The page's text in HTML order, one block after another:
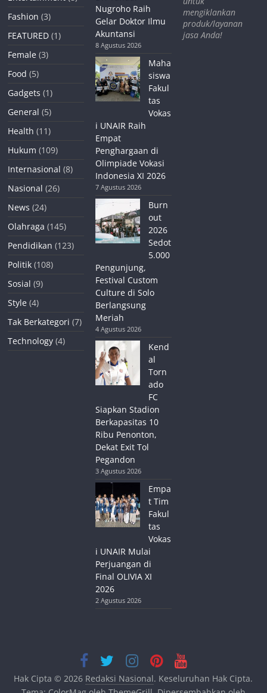
Fashion (3)
FEATURED (1)
Female (3)
Food (5)
Gadgets (1)
General (5)
Health (11)
Hukum (109)
Internasional (8)
Nasional (26)
News (24)
Olahraga (145)
Pendidikan (123)
Politik (108)
Sosial (9)
Style (4)
Tak Berkategori (7)
Technology (4)
Nugroho Raih
Gelar Doktor Ilmu
Akuntansi
8 Agustus 2026
Maha
siswa
Fakul
tas
Vokas
i UNAIR Raih
Empat
Penghargaan di
Olimpiade Vokasi
Indonesia XI 2026
7 Agustus 2026
Burn
out
2026
Sedot
5.000
Pengunjung,
Festival Custom
Culture di Solo
Berlangsung
Meriah
4 Agustus 2026
Kend
al
Torn
ado
FC
Siapkan Stadion
Berkapasitas 10
Ribu Penonton,
Dekat Exit Tol
Pegandon
3 Agustus 2026
Empa
t Tim
Fakul
tas
Vokas
i UNAIR Mulai
Perjuangan di
Final OLIVIA XI
2026
2 Agustus 2026
mengiklankan
produk/layanan
jasa Anda!
Hak Cipta © 2026 Redaksi Nasional. Keseluruhan Hak Cipta.